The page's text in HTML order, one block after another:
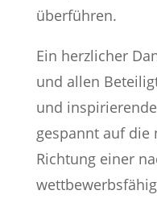
überführen.
Ein herzlicher
und allen
und
gespannt auf die
Richtung einer